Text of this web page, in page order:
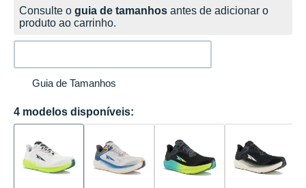
Consulte o guia de tamanhos antes de adicionar o
produto ao carrinho.
Guia de Tamanhos
4 modelos disponíveis: